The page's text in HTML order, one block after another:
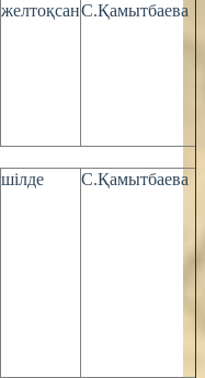
желтоқсанС.Қамытбаева
шілде С.Қамытбаева